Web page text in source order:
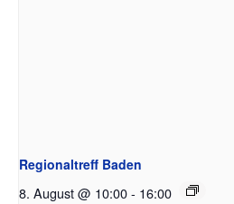
Regionaltreff Baden
8. August @ 10:00- 16:00